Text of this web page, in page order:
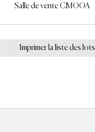
Salle de vente CMOOA
Imprimer la liste des lots